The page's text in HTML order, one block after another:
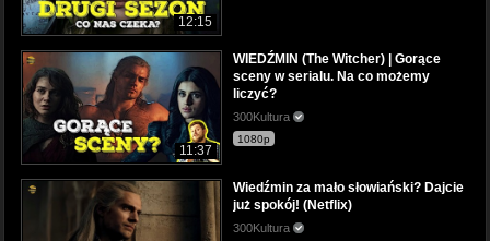
12:15
11:37
WIEDŹMIN (The Witcher) | Gorące
sceny w serialu. Na co możemy
liczyć?
300Kultura
1080p
Wiedźmin za mało słowiański? Dajcie
już spokój! (Netflix)
300Kultura